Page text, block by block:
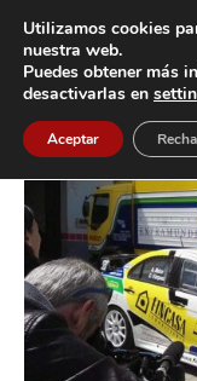
Inicio Etiquetas
Etiqueta:
Utilizamos cookies
nuestra web.
Puedes obtener más
desactivarlas en
Aceptar